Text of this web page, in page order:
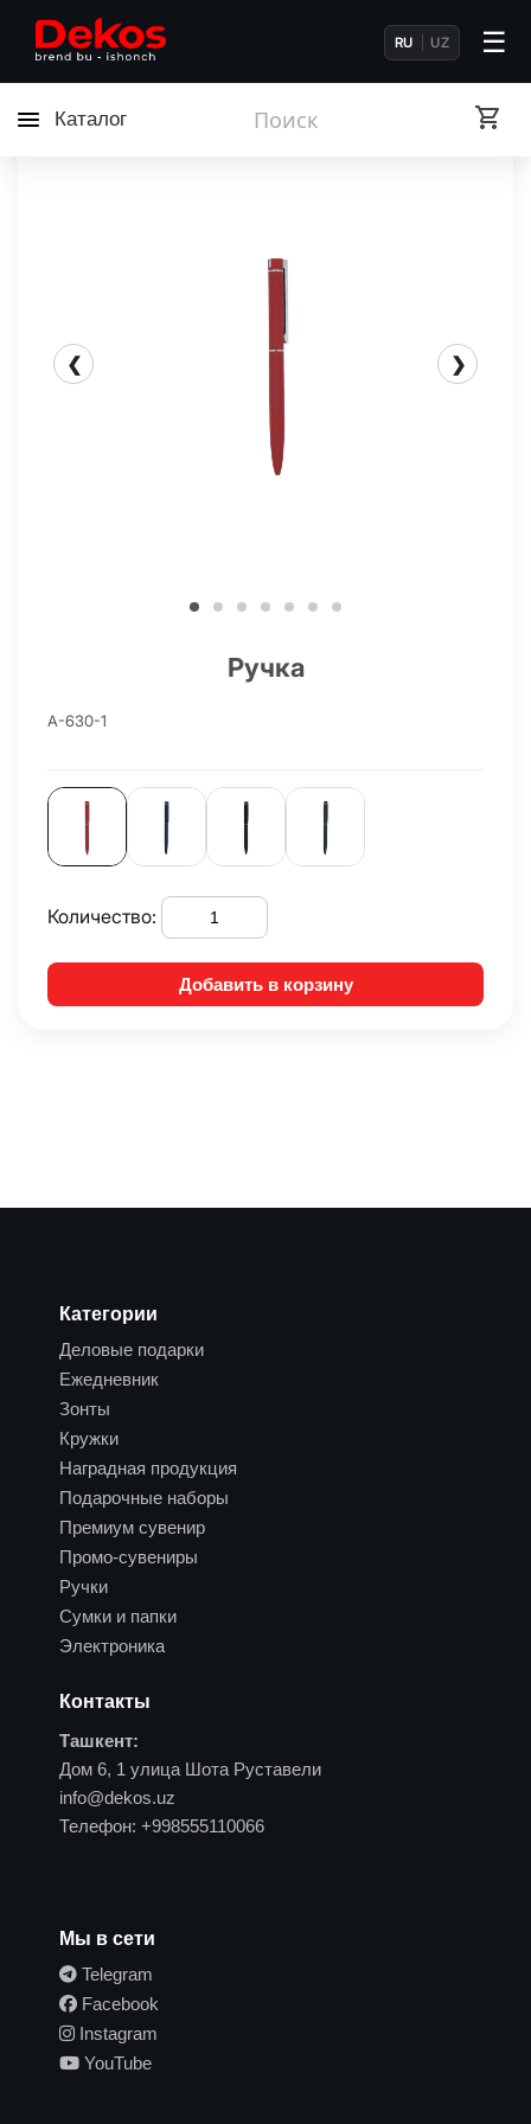
RU UZ ☰
Каталог
❮ ❯
Ручка
A-630-1
Количество:
Добавить в корзину
Категории
Деловые подарки
Ежедневник
Зонты
Кружки
Наградная продукция
Подарочные наборы
Премиум сувенир
Промо-сувениры
Ручки
Сумки и папки
Электроника
Контакты
Ташкент:
Дом 6, 1 улица Шота Руставели
info@dekos.uz
Телефон: +998555110066
Мы в сети
Telegram
Facebook
Instagram
YouTube